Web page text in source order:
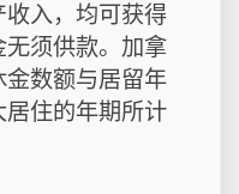
入，均可获得
须供款。加拿
数额与居留年
住的年期所计